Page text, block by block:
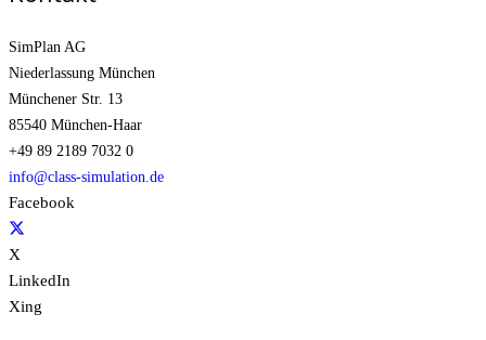
SimPlan AG
Niederlassung München
Münchener Str. 13
85540 München-Haar
+49 89 2189 7032 0
info@class-simulation.de
Facebook
X
LinkedIn
Xing